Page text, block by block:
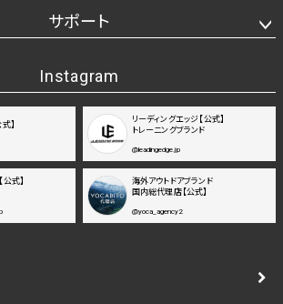
サポート
Instagram
】
リーディングエッジ【公式】
トレーニングブランド
@leadingedge.jp
式】
海外アウトドアブランド
国内総代理店【公式】
@yoca_agency2